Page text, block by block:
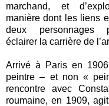
marchand, et
manière dont les liens
deux personnages
éclairer la carrière de
Arrivé à Paris en
peintre – et non «
rencontre avec
roumaine, en 1909,